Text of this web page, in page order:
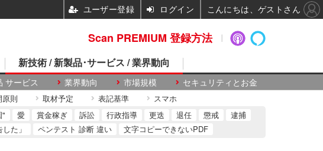
新技術 / 新製品･サービス / 業界動向
サービス 業界動向 市場規模 セキュリティとお金
則 取材予定 表記基準 スマホ
" 愛 賞金稼ぎ 訴訟 行政指導 更迭 退任 懲戒
逮捕
た」
ペンテスト 診断 違い 文字コピーできないPDF
Scan PREMIUM 登録方法
ユーザー登録 ログイン こんにちは、ゲストさん